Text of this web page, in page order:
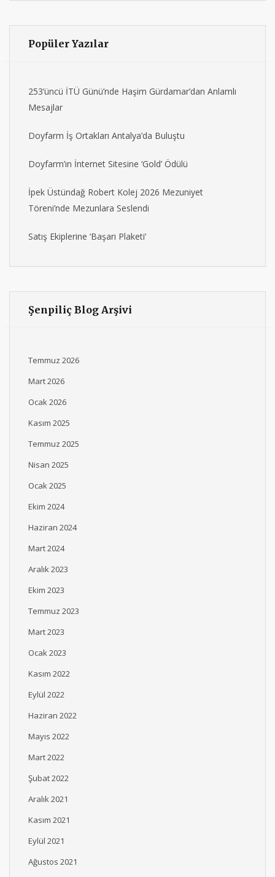
Popüler Yazılar
253’üncü İTÜ Günü’nde Haşim Gürdamar’dan Anlamlı
Mesajlar
Doyfarm İş Ortakları Antalya’da Buluştu
Doyfarm’ın İnternet Sitesine ‘Gold’ Ödülü
İpek Üstündağ Robert Kolej 2026 Mezuniyet
Töreni’nde Mezunlara Seslendi
Satış Ekiplerine ‘Başarı Plaketi’
Şenpiliç Blog Arşivi
Temmuz 2026
Mart 2026
Ocak 2026
Kasım 2025
Temmuz 2025
Nisan 2025
Ocak 2025
Ekim 2024
Haziran 2024
Mart 2024
Aralık 2023
Ekim 2023
Temmuz 2023
Mart 2023
Ocak 2023
Kasım 2022
Eylül 2022
Haziran 2022
Mayıs 2022
Mart 2022
Şubat 2022
Aralık 2021
Kasım 2021
Eylül 2021
Ağustos 2021